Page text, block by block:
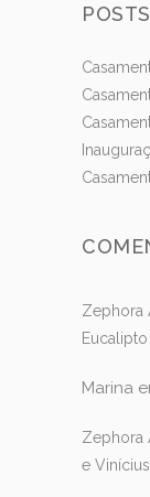
Zephora
Marina
Zephora
e Vinícius